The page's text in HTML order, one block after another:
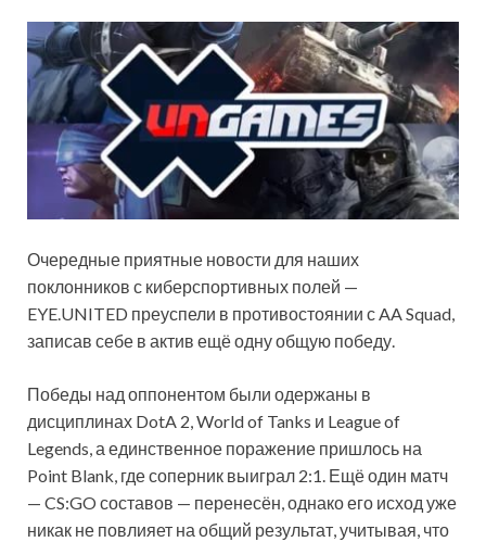
Очередные приятные новости для наших
поклонников с киберспортивных полей —
EYE.UNITED преуспели в противостоянии с AA Squad,
записав себе в актив ещё одну общую победу.
Победы над оппонентом были одержаны в
дисциплинах DotA 2, World of Tanks и League of
Legends, а единственное поражение пришлось на
Point Blank, где соперник выиграл 2:1. Ещё один матч
— CS:GO составов — перенесён, однако его исход уже
никак не повлияет на общий результат, учитывая, что